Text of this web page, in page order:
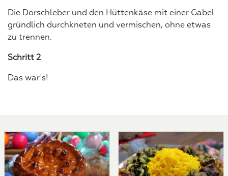
Die Dorschleber und den Hüttenkäse mit einer Gabel
gründlich durchkneten und vermischen, ohne etwas
zu trennen.
Schritt 2
Das war's!